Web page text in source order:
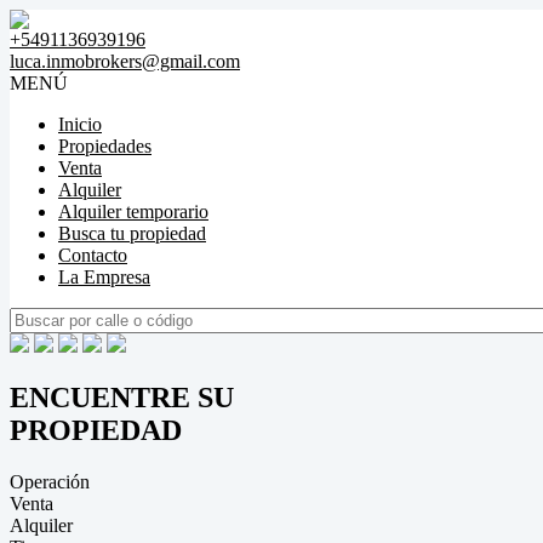
+5491136939196
luca.inmobrokers@gmail.com
MENÚ
Inicio
Propiedades
Venta
Alquiler
Alquiler temporario
Busca tu propiedad
Contacto
La Empresa
ENCUENTRE SU
PROPIEDAD
Operación
Venta
Alquiler